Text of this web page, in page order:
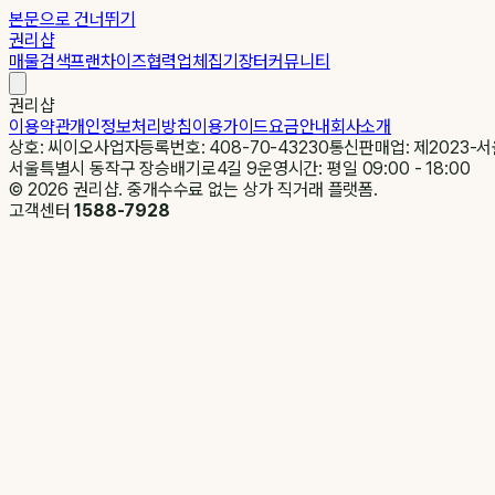
본문으로 건너뛰기
권리샵
매물검색프랜차이즈협력업체집기장터커뮤니티
권리샵
이용약관개인정보처리방침이용가이드요금안내회사소개
상호: 씨이오사업자등록번호: 408-70-43230통신판매업: 제2023-
서울특별시 동작구 장승배기로4길 9운영시간: 평일 09:00 - 18:00
© 2026 권리샵. 중개수수료 없는 상가 직거래 플랫폼.
고객센터1588-7928